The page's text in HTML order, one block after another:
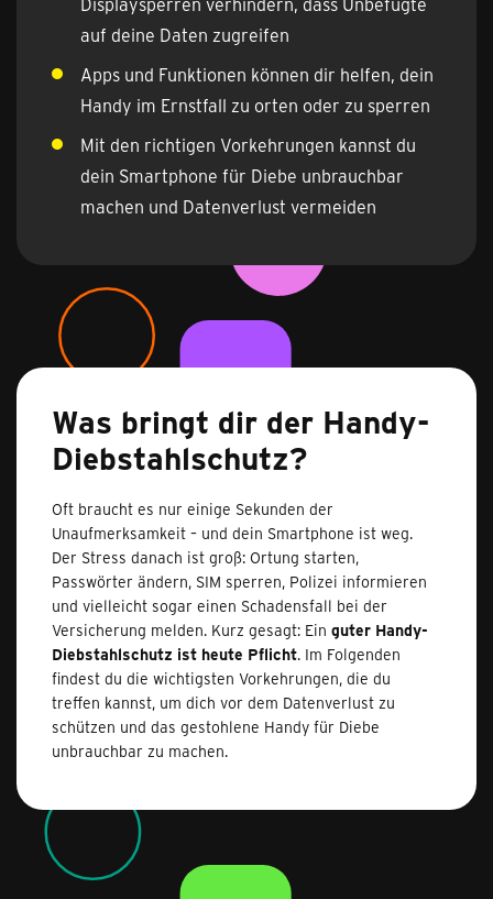
auf deine Daten zugreifen
Apps und Funktionen können dir helfen, dein
Handy im Ernstfall zu orten oder zu sperren
Mit den richtigen Vorkehrungen kannst du
dein Smartphone für Diebe unbrauchbar
machen und Datenverlust vermeiden
Was bringt dir der Handy-
Diebstahlschutz?
Oft braucht es nur einige Sekunden der
Unaufmerksamkeit – und dein Smartphone ist weg.
Der Stress danach ist groß: Ortung starten,
Passwörter ändern, SIM sperren, Polizei informieren
und vielleicht sogar einen Schadensfall bei der
Versicherung melden. Kurz gesagt: Ein guter Handy-
Diebstahlschutz ist heute Pflicht. Im Folgenden
findest du die wichtigsten Vorkehrungen, die du
treffen kannst, um dich vor dem Datenverlust zu
schützen und das gestohlene Handy für Diebe
unbrauchbar zu machen.